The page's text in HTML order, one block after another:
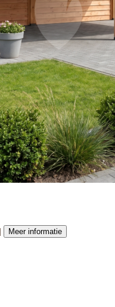
Meer informatie